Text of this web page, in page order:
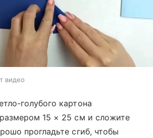
видео
голубого картона
15 × 25 см и сложите
прогладьте сгиб, чтобы